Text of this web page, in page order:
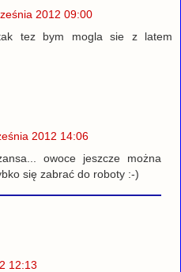
2012 09:00
tez bym mogla sie z latem
2012 14:06
owoce jeszcze można
się zabrać do roboty :-)
12:13